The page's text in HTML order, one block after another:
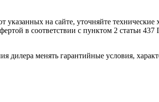
указанных на сайте, уточняйте
в соответствии с пунктом 2 статьи
дилера менять гарантийные условия,